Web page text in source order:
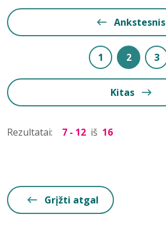
Ankstesnis
1 2 3
Kitas
Rezultatai: 7 - 12 iš 16
Grįžti atgal